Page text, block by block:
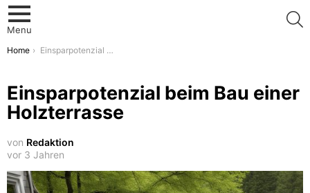
Menu
You are here:
Home Einsparpotenzial beim Bau einer Holzterrasse
Einsparpotenzial beim Bau einer
Holzterrasse
von Redaktion
vor 3 Jahren